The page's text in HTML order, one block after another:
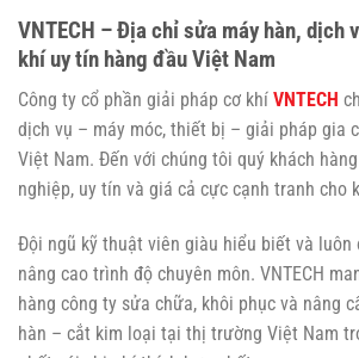
VNTECH – Địa chỉ sửa máy hàn, dịch
khí uy tín hàng đầu Việt Nam
Công ty cổ phần giải pháp cơ khí VNTECH
dịch vụ – máy móc, thiết bị – giải pháp gia
Việt Nam. Đến với chúng tôi quý khách
nghiệp, uy tín và giá cả cực cạnh tranh cho
Đội ngũ kỹ thuật viên giàu hiểu biết và luôn
nâng cao trình độ chuyên môn. VNTECH
hàng công ty sửa chữa, khôi phục và nâng
hàn – cắt kim loại tại thị trường Việt Nam